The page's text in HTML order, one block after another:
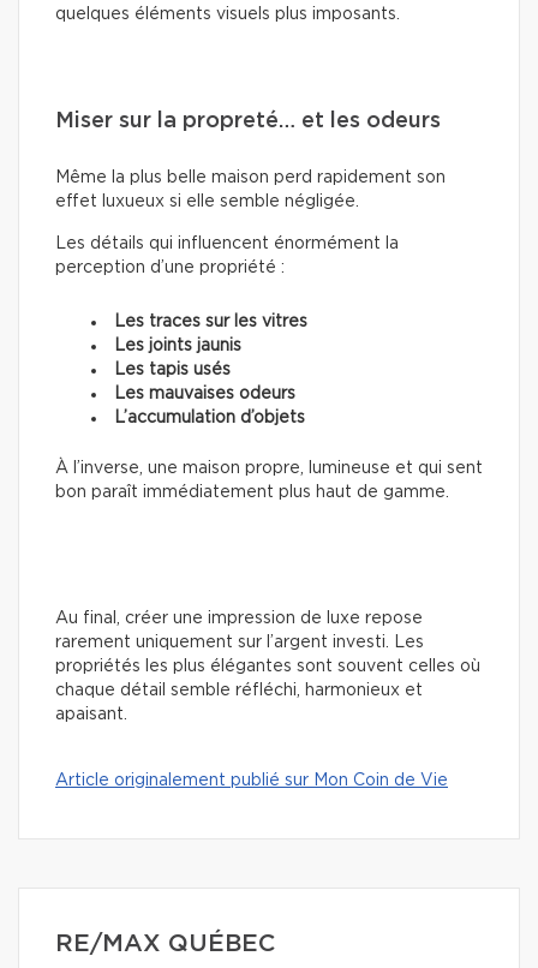
quelques éléments visuels plus imposants.
Miser sur la propreté… et les odeurs
Même la plus belle maison perd rapidement son
effet luxueux si elle semble négligée.
Les détails qui influencent énormément la
perception d’une propriété :
Les traces sur les vitres
Les joints jaunis
Les tapis usés
Les mauvaises odeurs
L’accumulation d’objets
À l’inverse, une maison propre, lumineuse et qui sent
bon paraît immédiatement plus haut de gamme.
Au final, créer une impression de luxe repose
rarement uniquement sur l’argent investi. Les
propriétés les plus élégantes sont souvent celles où
chaque détail semble réfléchi, harmonieux et
apaisant.
Article originalement publié sur Mon Coin de Vie
RE/MAX QUÉBEC